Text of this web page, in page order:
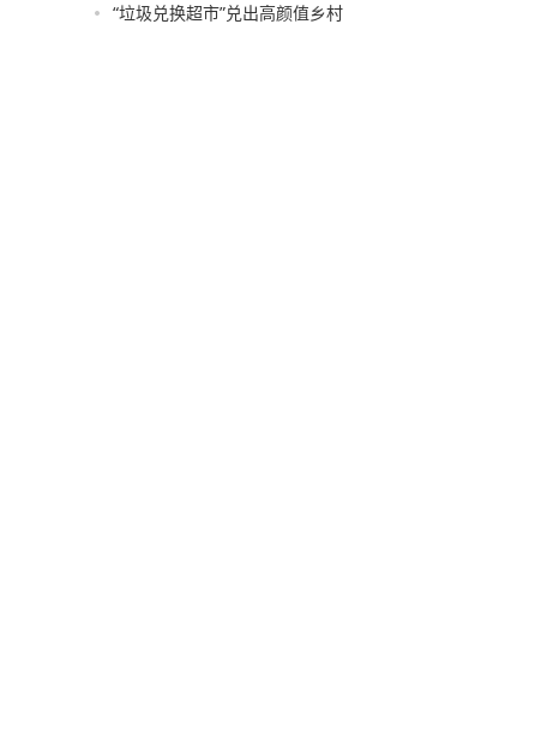
“垃圾兑换超市”兑出高颜值乡村